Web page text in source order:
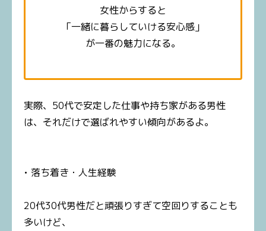
女性からすると
「一緒に暮らしていける安心感」
が一番の魅力になる。
実際、50代で安定した仕事や持ち家がある男性
は、それだけで選ばれやすい傾向があるよ。
• 落ち着き・人生経験
20代30代男性だと頑張りすぎて空回りすることも
多いけど、